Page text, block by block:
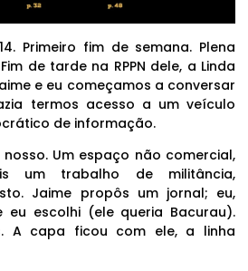
Primeiro fim de semana. Plena
de tarde na RPPN dele, a Linda
e eu começamos a conversar
termos acesso a um veículo
de informação.
Um espaço não comercial,
um trabalho de militância,
Jaime propôs um jornal; eu,
eu escolhi (ele queria Bacurau).
A capa ficou com ele, a linha